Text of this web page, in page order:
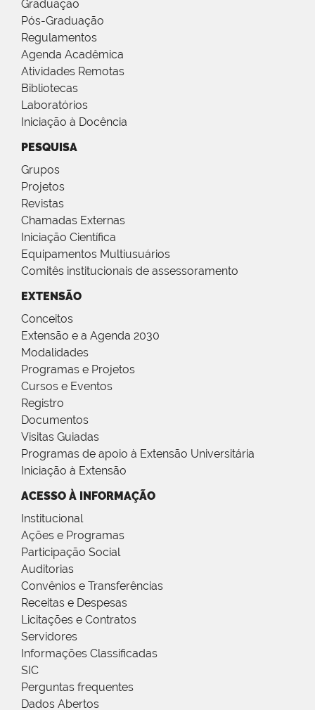
Graduação
Pós-Graduação
Regulamentos
Agenda Acadêmica
Atividades Remotas
Bibliotecas
Laboratórios
Iniciação à Docência
PESQUISA
Grupos
Projetos
Revistas
Chamadas Externas
Iniciação Científica
Equipamentos Multiusuários
Comitês institucionais de assessoramento
EXTENSÃO
Conceitos
Extensão e a Agenda 2030
Modalidades
Programas e Projetos
Cursos e Eventos
Registro
Documentos
Visitas Guiadas
Programas de apoio à Extensão Universitária
Iniciação à Extensão
ACESSO À INFORMAÇÃO
Institucional
Ações e Programas
Participação Social
Auditorias
Convênios e Transferências
Receitas e Despesas
Licitações e Contratos
Servidores
Informações Classificadas
SIC
Perguntas frequentes
Dados Abertos